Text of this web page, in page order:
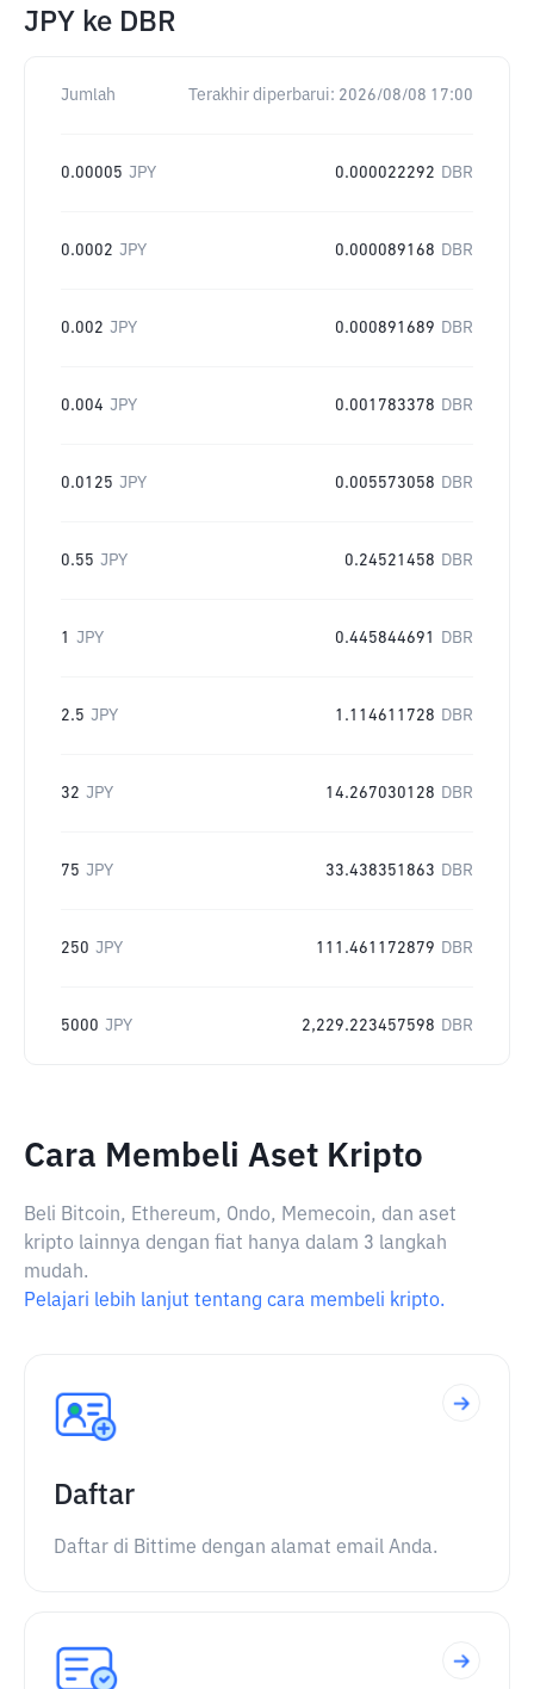
JPY ke DBR
Jumlah Terakhir diperbarui: 2026/08/08 17:00
0.00005 JPY 0.000022292 DBR
0.0002 JPY 0.000089168 DBR
0.002 JPY 0.000891689 DBR
0.004 JPY 0.001783378 DBR
0.0125 JPY 0.005573058 DBR
0.55 JPY 0.24521458 DBR
1 JPY 0.445844691 DBR
2.5 JPY 1.114611728 DBR
32 JPY 14.267030128 DBR
75 JPY 33.438351863 DBR
250 JPY 111.461172879 DBR
5000 JPY 2,229.223457598 DBR
Cara Membeli Aset Kripto
Beli Bitcoin, Ethereum, Ondo, Memecoin, dan aset
kripto lainnya dengan fiat hanya dalam 3 langkah
mudah.
Pelajari lebih lanjut tentang cara membeli kripto.
Daftar
Daftar di Bittime dengan alamat email Anda.